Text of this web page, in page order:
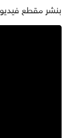
بنشر مقطع